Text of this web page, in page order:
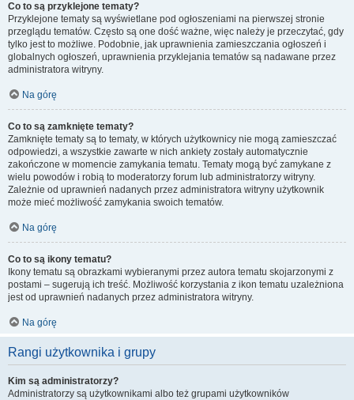
Co to są przyklejone tematy?
Przyklejone tematy są wyświetlane pod ogłoszeniami na pierwszej stronie
przeglądu tematów. Często są one dość ważne, więc należy je przeczytać, gdy
tylko jest to możliwe. Podobnie, jak uprawnienia zamieszczania ogłoszeń i
globalnych ogłoszeń, uprawnienia przyklejania tematów są nadawane przez
administratora witryny.
Na górę
Co to są zamknięte tematy?
Zamknięte tematy są to tematy, w których użytkownicy nie mogą zamieszczać
odpowiedzi, a wszystkie zawarte w nich ankiety zostały automatycznie
zakończone w momencie zamykania tematu. Tematy mogą być zamykane z
wielu powodów i robią to moderatorzy forum lub administratorzy witryny.
Zależnie od uprawnień nadanych przez administratora witryny użytkownik
może mieć możliwość zamykania swoich tematów.
Na górę
Co to są ikony tematu?
Ikony tematu są obrazkami wybieranymi przez autora tematu skojarzonymi z
postami – sugerują ich treść. Możliwość korzystania z ikon tematu uzależniona
jest od uprawnień nadanych przez administratora witryny.
Na górę
Rangi użytkownika i grupy
Kim są administratorzy?
Administratorzy są użytkownikami albo też grupami użytkowników